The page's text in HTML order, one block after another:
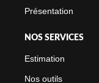
Présentation
NOS SERVICES
Estimation
Nos outils